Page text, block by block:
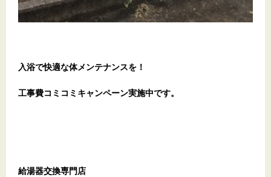
入浴で快適な体メンテナンスを！
工事費コミコミキャンペーン実施中です。
給湯器交換専門店